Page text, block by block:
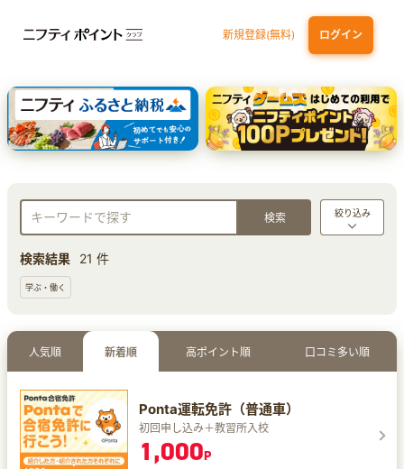
新規登録(無料) ログイン
dカード GOLD 三井住友カード ゴールド（NL）（家族カード発行）
【実質初月無料】DMM | Disney+(ディズニープラス) セットプラン
SBI証券 確定拠出年金（iDeCo）
絞り込み
検索結果 21 件
学ぶ・働く
人気順 新着順 高ポイント順 口コミ多い順
Ponta運転免許（普通車）
初回申し込み＋教習所入校
1,000P